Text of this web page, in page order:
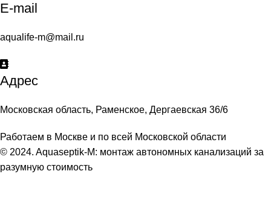
E-mail
aqualife-m@mail.ru
Адрес
Московская область, Раменское, Дергаевская 36/6
Работаем в Москве и по всей Московской области
© 2024. Aquaseptik-M: монтаж автономных канализаций за
разумную стоимость